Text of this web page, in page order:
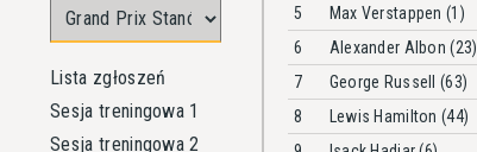
Lista zgłoszeń
Sesja treningowa 1
Sesja treningowa 2
5
Max Verstappen (1)
6
Alexander Albon (23)
7
George Russell (63)
8
Lewis Hamilton (44)